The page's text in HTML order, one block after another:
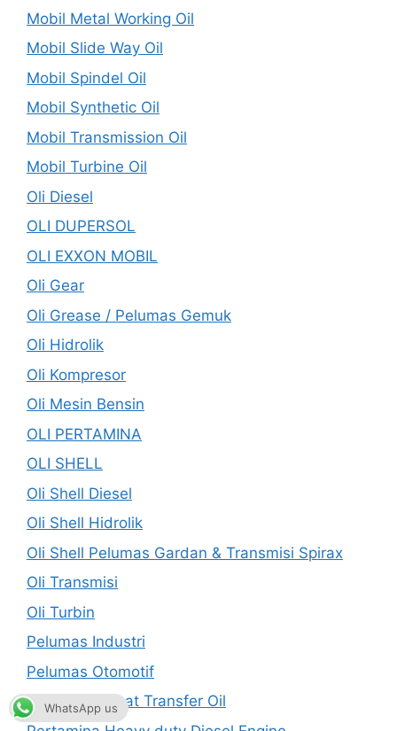
Mobil Metal Working Oil
Mobil Slide Way Oil
Mobil Spindel Oil
Mobil Synthetic Oil
Mobil Transmission Oil
Mobil Turbine Oil
Oli Diesel
OLI DUPERSOL
OLI EXXON MOBIL
Oli Gear
Oli Grease / Pelumas Gemuk
Oli Hidrolik
Oli Kompresor
Oli Mesin Bensin
OLI PERTAMINA
OLI SHELL
Oli Shell Diesel
Oli Shell Hidrolik
Oli Shell Pelumas Gardan & Transmisi Spirax
Oli Transmisi
Oli Turbin
Pelumas Industri
Pelumas Otomotif
Pertamina Heat Transfer Oil
WhatsApp us